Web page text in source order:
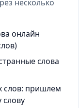
несколько
онлайн
слова
слов: пришлем